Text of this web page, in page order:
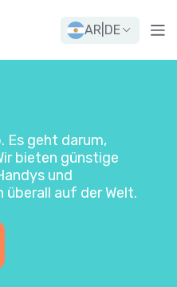
AR DE
Es geht darum,
bieten günstige
und
auf der Welt.